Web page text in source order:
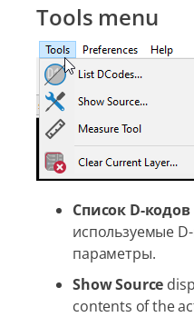
Tools menu
Список D-кодов
используемые
параметры.
Show Source
contents of the